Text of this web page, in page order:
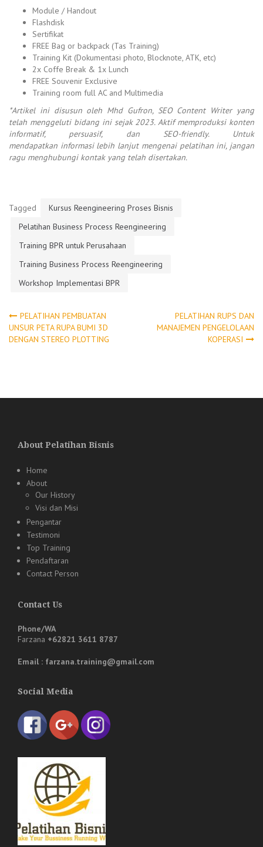
Module / Handout
Flashdisk
Sertifikat
FREE Bag or backpack (Tas Training)
Training Kit (Dokumentasi photo, Blocknote, ATK, etc)
2x Coffe Break & 1x Lunch
FREE Souvenir Exclusive
Training room full AC and Multimedia
*Artikel ini disusun oleh Mhd Gufron, SEO Content Writer yang
telah menggeluti bidang ini sejak 2023. Aktif memproduksi konten
informatif, persuasif, dan SEO-friendly. Untuk
mendapatkan informasi lebih lanjut mengenai pelatihan ini, jangan
ragu menghubungi kontak yang telah disertakan.
Tagged
Kursus Reengineering Proses Bisnis
Pelatihan Business Process Reengineering
Training BPR untuk Perusahaan
Training Business Process Reengineering
Workshop Implementasi BPR
Post
navigation
PELATIHAN PEMBUATAN
UNSUR PETA RUPA BUMI 3D
DENGAN STEREO PLOTTING
PELATIHAN RUPS DAN
MANAJEMEN PENGELOLAAN
KOPERASI
About Pelatihan Bisnis
Home
About
Our History
Visi dan Misi
Pengantar
Testimoni
Top Training
Pendaftaran
Contact Person
Contact Us
Phone/WA
Farzana +62821 3611 8787
Email : farzana.training@gmail.com
Social Media